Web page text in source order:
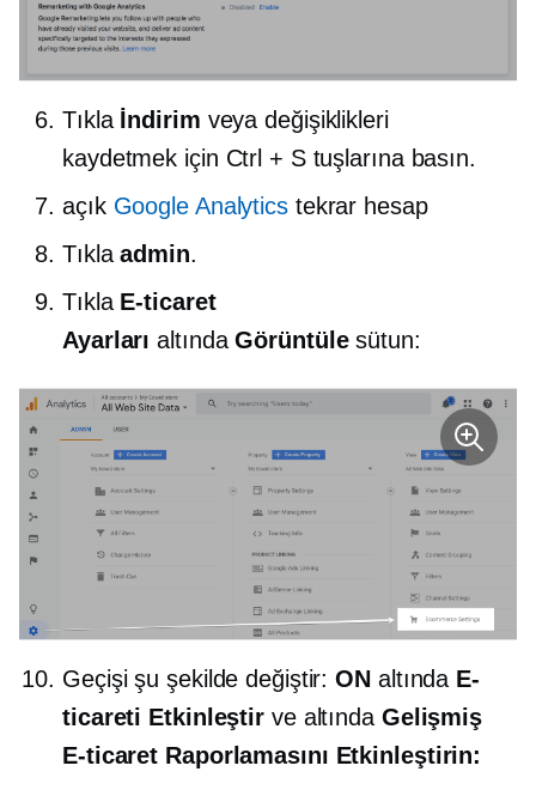
Tıkla İndirim veya değişiklikleri
kaydetmek için Ctrl + S tuşlarına basın.
açık Google Analyticstekrar hesap
Tıklaadmin.
Tıkla E-ticaret
Ayarları altındaGörüntülesütun:
Geçişi şu şekilde değiştir:ON altında E-
ticareti Etkinleştir ve altında Gelişmiş
E-ticaret Raporlamasını Etkinleştirin: